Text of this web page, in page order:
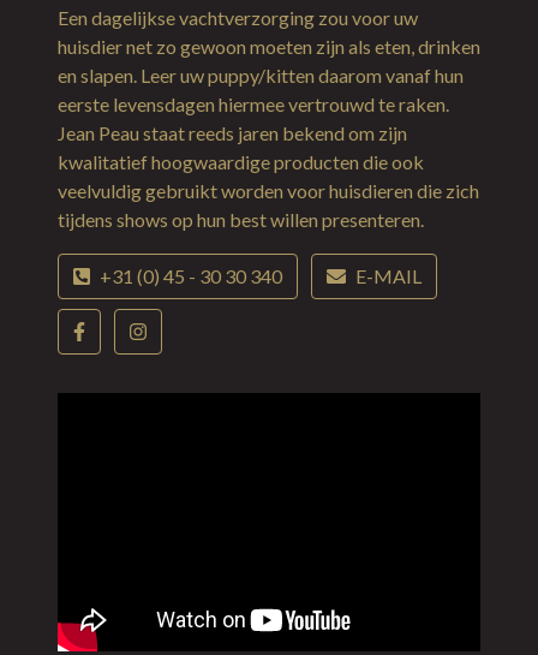
Een dagelijkse vachtverzorging zou voor uw
huisdier net zo gewoon moeten zijn als eten, drinken
en slapen. Leer uw puppy/kitten daarom vanaf hun
eerste levensdagen hiermee vertrouwd te raken.
Jean Peau staat reeds jaren bekend om zijn
kwalitatief hoogwaardige producten die ook
veelvuldig gebruikt worden voor huisdieren die zich
tijdens shows op hun best willen presenteren.
+31 (0) 45 - 30 30 340 E-MAIL